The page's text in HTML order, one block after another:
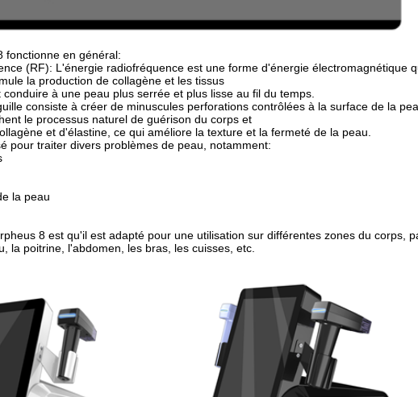
fonctionne en général:
(RF): L'énergie radiofréquence est une forme d'énergie électromagnétique
la production de collagène et les tissus
à une peau plus serrée et plus lisse au fil du temps.
consiste à créer de minuscules perforations contrôlées à la surface de la
le processus naturel de guérison du corps et
et d'élastine, ce qui améliore la texture et la fermeté de la peau.
pour traiter divers problèmes de peau, notamment:
la peau
8 est qu'il est adapté pour une utilisation sur différentes zones du corps,
la poitrine, l'abdomen, les bras, les cuisses, etc.